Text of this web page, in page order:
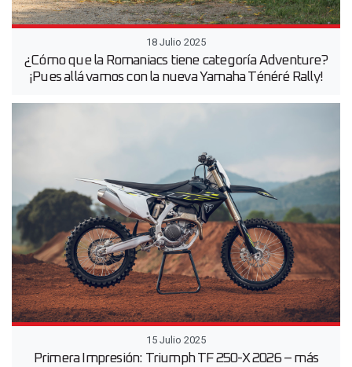
18 Julio 2025
¿Cómo que la Romaniacs tiene categoría Adventure?
¡Pues allá vamos con la nueva Yamaha Ténéré Rally!
15 Julio 2025
Primera Impresión: Triumph TF 250-X 2026 – más